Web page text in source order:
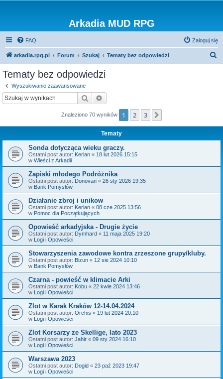
Arkadia MUD RPG
FAQ Zaloguj się
arkadia.rpg.pl Forum Szukaj Tematy bez odpowiedzi
Tematy bez odpowiedzi
Wyszukiwanie zaawansowane
Szukaj
Znaleziono 70 wyników 1 2 3
Tematy
Sonda dotycząca wieku graczy.
Ostatni post autor: Kerian « 18 lut 2026 15:15
w Wieści z Arkadii
Zapiski młodego Podróżnika
Ostatni post autor: Donovan « 26 sty 2026 19:35
w Bank Pomysłów
Działanie zbroj i unikow
Ostatni post autor: Kerian « 08 cze 2025 13:56
w Pomoc dla Początkujących
Opowieść arkadyjska - Drugie życie
Ostatni post autor: Dymhard « 11 maja 2025 19:20
w Logi i Opowieści
Stowarzyszenia zawodowe kontra zrzeszone grupy/kluby.
Ostatni post autor: Bizun « 12 sie 2024 10:10
w Bank Pomysłów
Czarna - powieść w klimacie Arki
Ostatni post autor: Kobu « 22 kwie 2024 13:46
w Logi i Opowieści
Zlot w Karak Kraków 12-14.04.2024
Ostatni post autor: Orchis « 19 lut 2024 20:10
w Logi i Opowieści
Zlot Korsarzy ze Skellige, lato 2023
Ostatni post autor: Jahir « 09 sty 2024 16:10
w Logi i Opowieści
Warszawa 2023
Ostatni post autor: Dogid « 23 paź 2023 19:47
w Logi i Opowieści